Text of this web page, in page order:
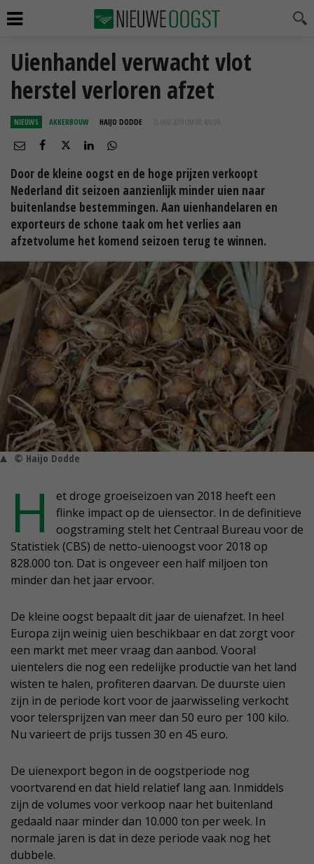
Uienhandel verwacht vlot
herstel verloren afzet
NIEUWS AKKERBOUW HAIJO DODDE 15 MAA 2019 OM 08:40
Door de kleine oogst en de hoge prijzen verkoopt
Nederland dit seizoen aanzienlijk minder uien naar
buitenlandse bestemmingen. Aan uienhandelaren en
exporteurs de schone taak om het verlies aan
afzetvolume het komend seizoen terug te winnen.
© Haijo Dodde
H
et droge groeiseizoen van 2018 heeft een
flinke impact op de uiensector. In de definitieve
oogstraming stelt het Centraal Bureau voor de
Statistiek (CBS) de netto-uienoogst voor 2018 op
828.000 ton. Dat is ongeveer een half miljoen ton
minder dan het jaar ervoor.
De kleine oogst bepaalt dit jaar de uienafzet. In heel
Europa zijn weinig uien beschikbaar en dat zorgt voor
een markt met meer vraag dan aanbod. Vooral
uientelers die nog een redelijke productie van het land
wisten te halen, profiteren daarvan. De duurste uien
zijn in de periode kort voor de jaarwisseling verkocht
voor telersprijzen van meer dan 50 euro per 100 kilo.
Nu varieert de prijs tussen 30 en 45 euro.
De uienexport begon in de oogstperiode nog
voortvarend en dat hield relatief lang aan. Inmiddels
zijn de volumes voor verkoop naar het buitenland
gedaald naar minder dan 10.000 ton per week. In
normale jaren is dat in deze periode vaak nog het
dubbele.